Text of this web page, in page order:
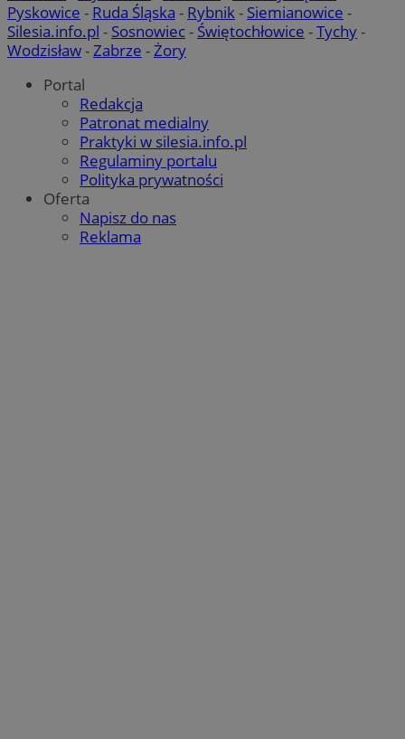
Pyskowice - Ruda Śląska - Rybnik- Siemianowice -
Silesia.info.pl - Sosnowiec- Świętochłowice -Tychy-
Wodzisław-Zabrze -Żory
Portal
Redakcja
Patronat medialny
Praktyki w silesia.info.pl
Regulaminy portalu
Polityka prywatności
Oferta
Napisz do nas
Reklama